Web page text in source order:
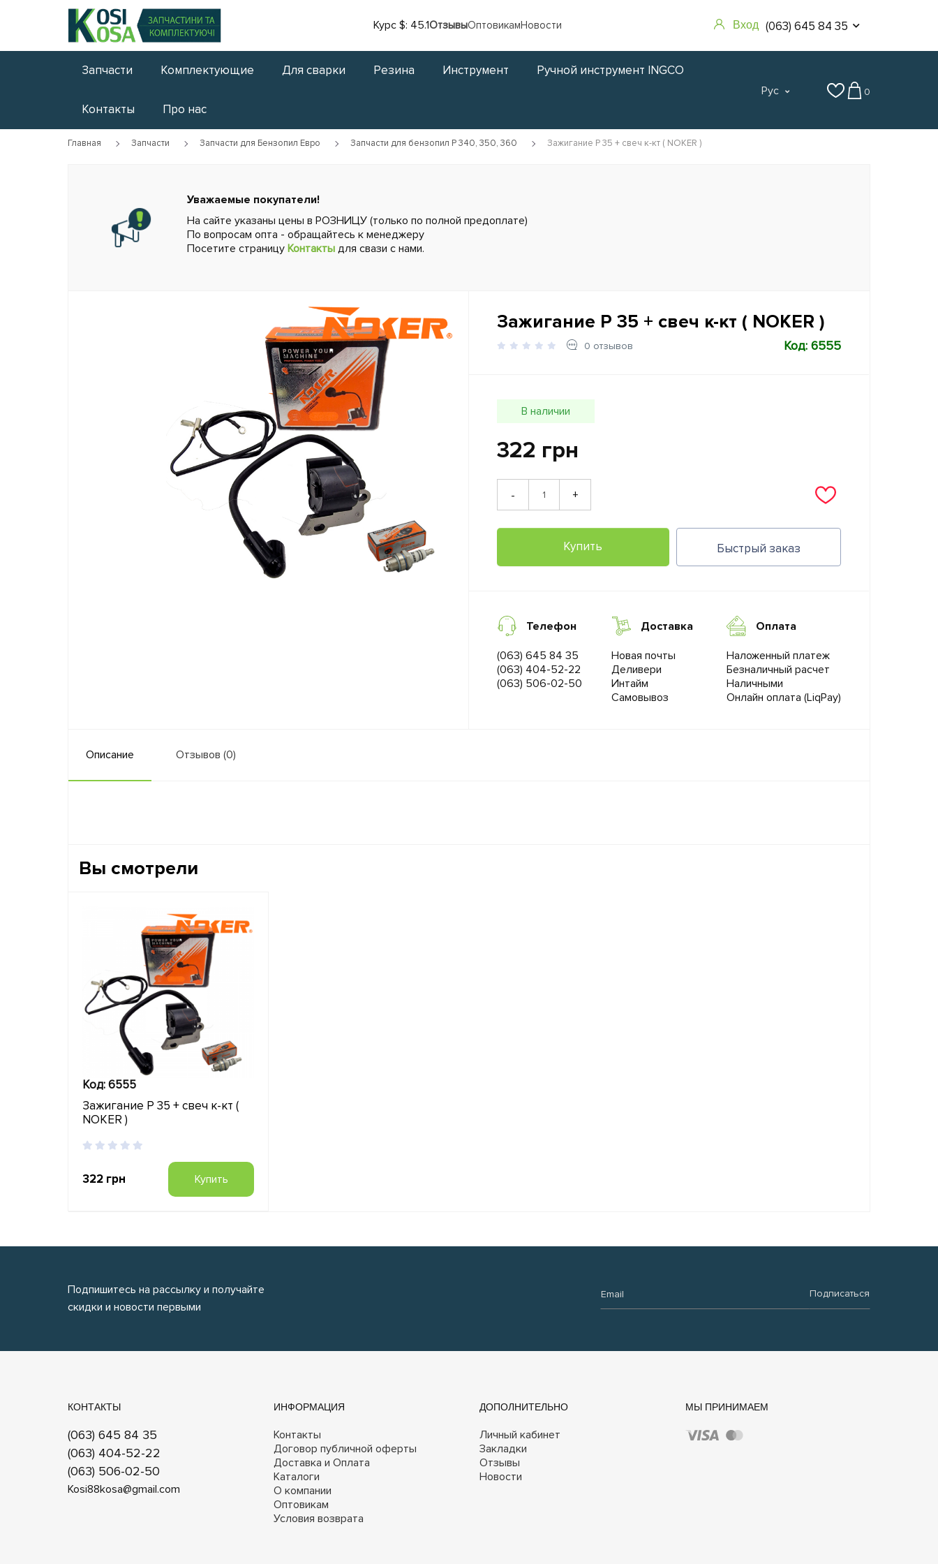
Курс $: 45.1ОтзывыОптовикамНовости Вход (063) 645 84 35
Запчасти Комплектующие Для сварки Резина Инструмент Ручной инструмент INGCO
Контакты Про нас
Рус 0
Главная Запчасти Запчасти для Бензопил Евро Запчасти для бензопил P 340, 350, 360 Зажигание P 35 + свеч к-кт ( NOKER )
Уважаемые покупатели!
На сайте указаны цены в РОЗНИЦУ (только по полной предоплате)
По вопросам опта - обращайтесь к менеджеру
Посетите страницу Контакты для свази с нами.
Зажигание P 35 + свеч к-кт ( NOKER )
0 отзывов Код: 6555
В наличии
322 грн
- +
Купить Быстрый заказ
Телефон
(063) 645 84 35
(063) 404-52-22
(063) 506-02-50
Доставка
Новая почты
Деливери
Интайм
Самовывоз
Оплата
Наложенный платеж
Безналичный расчет
Наличными
Онлайн оплата (LiqPay)
Описание Отзывов (0)
Вы смотрели
Код: 6555
Зажигание P 35 + свеч к-кт (
NOKER )
322 грн Купить
Подпишитесь на рассылку и получайте
скидки и новости первыми
Подписаться
КОНТАКТЫ
(063) 645 84 35
(063) 404-52-22
(063) 506-02-50
Kosi88kosa@gmail.com
ИНФОРМАЦИЯ
Контакты
Договор публичной оферты
Доставка и Оплата
Каталоги
О компании
Оптовикам
Условия возврата
ДОПОЛНИТЕЛЬНО
Личный кабинет
Закладки
Отзывы
Новости
МЫ ПРИНИМАЕМ